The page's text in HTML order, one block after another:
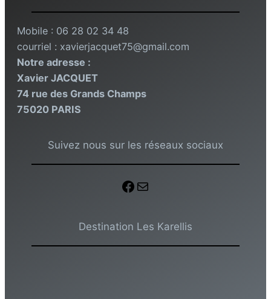
Mobile : 06 28 02 34 48
courriel : xavierjacquet75@gmail.com
Notre adresse :
Xavier JACQUET
74 rue des Grands Champs
75020 PARIS
Suivez nous sur les réseaux sociaux
Facebook E-mail
Destination Les Karellis